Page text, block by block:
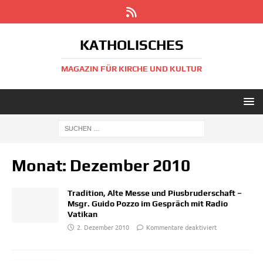
KATHOLISCHES
MAGAZIN FÜR KIRCHE UND KULTUR
Monat: Dezember 2010
Tradition, Alte Messe und Piusbruderschaft –
Msgr. Guido Pozzo im Gespräch mit Radio
Vatikan
2. Dezember 2010
Kommentare deaktiviert